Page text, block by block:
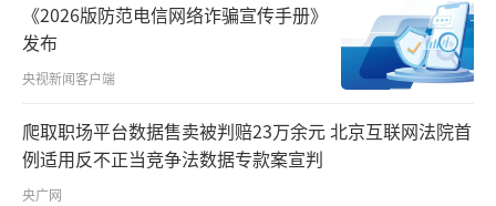
《2026版防范电信网络诈骗宣传手册》
发布
央视新闻客户端
爬取职场平台数据售卖被判赔23万余元 北京互联网法院首
例适用反不正当竞争法数据专款案宣判
央广网